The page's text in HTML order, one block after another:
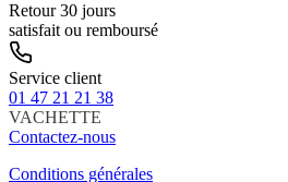
Retour 30 jours
satisfait ou remboursé
Service client
01 47 21 21 38
VACHETTE
Contactez-nous
Conditions générales